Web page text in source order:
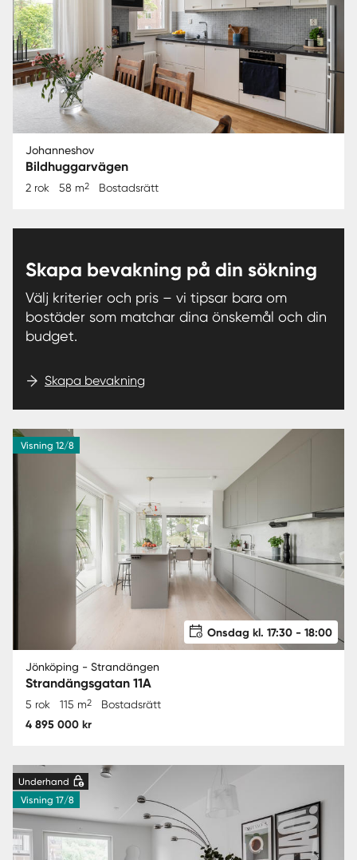
Johanneshov
Bildhuggarvägen
2 rok 58 m2 Bostadsrätt
Skapa bevakning på din sökning
Välj kriterier och pris – vi tipsar bara om
bostäder som matchar dina önskemål och din
budget.
Skapa bevakning
Visning 12/8
Onsdag kl. 17:30 - 18:00
Jönköping - Strandängen
Strandängsgatan 11A
5 rok 115 m2 Bostadsrätt
4 895 000 kr
Underhand
Visning 17/8